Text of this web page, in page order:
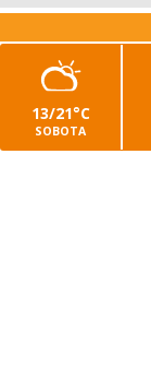
13/21°C
SOBOTA